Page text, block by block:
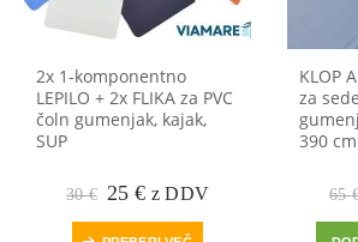
2x 1-komponentno
LEPILO + 2x FLIKA za PVC
čoln gumenjak, kajak,
SUP
30€ Prvotna
je
25€Trenutna
je:
z DDV
KLOP
za
390 cm
65